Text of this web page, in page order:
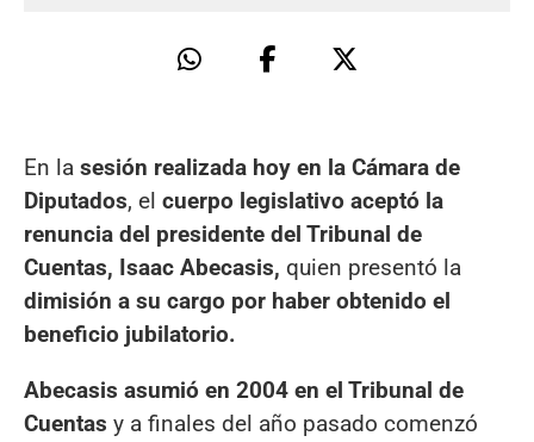
En la sesión realizada hoy en la Cámara de
Diputados, el cuerpo legislativo aceptó la
renuncia del presidente del Tribunal de
Cuentas, Isaac Abecasis, quien presentó la
dimisión a su cargo por haber obtenido el
beneficio jubilatorio.
Abecasis asumió en 2004 en el Tribunal de
Cuentas y a finales del año pasado comenzó